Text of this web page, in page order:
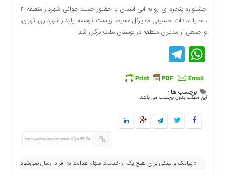
جشنواره پنجره ای رو به آبی آسمان با حضور حمید جوانی شهردار منطقه ۳
، حلیا سادات حسینی مدیرکل محیط زیست ‌توسعه پایدار شهرداری تهران،
و جمعی از مدیران منطقه در بوستان ملت برگزار شد.
WhatsApp
Telegram
برچسب ها :
این مطلب بدون برچسب می باشد.
https://eghtesadezamaneh.ir/?p=88124
« پیامک و لینکی برای هیچ یک از خدمات سهام عدالت به افراد ارسال نمی‌شود